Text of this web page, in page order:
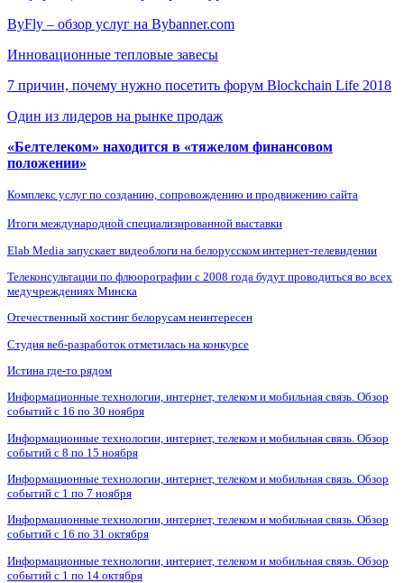
ByFly – обзор услуг на Bybanner.com
Инновационные тепловые завесы
7 причин, почему нужно посетить форум Blockchain Life 2018
Один из лидеров на рынке продаж
«Белтелеком» находится в «тяжелом финансовом
положении»
Комплекс услуг по созданию, сопровождению и продвижению сайта
Итоги международной специализированной выставки
Elab Media запускает видеоблоги на белорусском интернет-телевидении
Телеконсультации по флюорографии с 2008 года будут проводиться во всех
медучреждениях Минска
Отечественный хостинг белорусам неинтересен
Студия веб-разработок отметилась на конкурсе
Истина где-то рядом
Информационные технологии, интернет, телеком и мобильная связь. Обзор
событий с 16 по 30 ноября
Информационные технологии, интернет, телеком и мобильная связь. Обзор
событий с 8 по 15 ноября
Информационные технологии, интернет, телеком и мобильная связь. Обзор
событий с 1 по 7 ноября
Информационные технологии, интернет, телеком и мобильная связь. Обзор
событий с 16 по 31 октября
Информационные технологии, интернет, телеком и мобильная связь. Обзор
событий с 1 по 14 октября